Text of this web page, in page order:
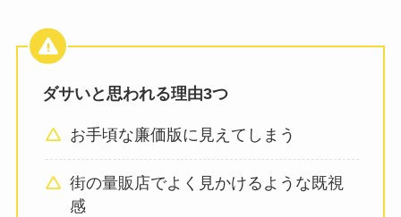
ダサいと思われる理由3つ
お手頃な廉価版に見えてしまう
街の量販店でよく見かけるような既視
感